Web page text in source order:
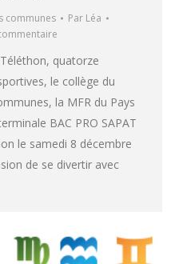
communes Par Léa
quatorze
le collège du
la MFR du Pays
BAC PRO SAPAT
le samedi 8 décembre
de se divertir avec